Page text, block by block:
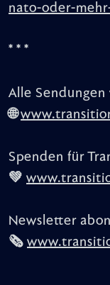
nato-oder-
* * *
Alle Sendungen
🌐
Spenden für
💚
Newsletter
🗞